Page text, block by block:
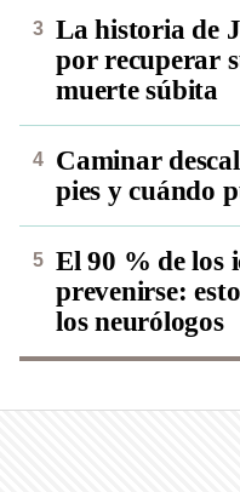
La historia de
por recuperar
muerte súbita
Caminar
pies y cuándo
El 90 % de los
prevenirse:
los neurólogos